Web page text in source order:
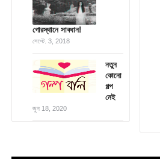
গোরস্থানে সাবধান!
সেপ্টে. 3, 2018
নতুন
কোনো
গল্প
নেই
জুন 18, 2020